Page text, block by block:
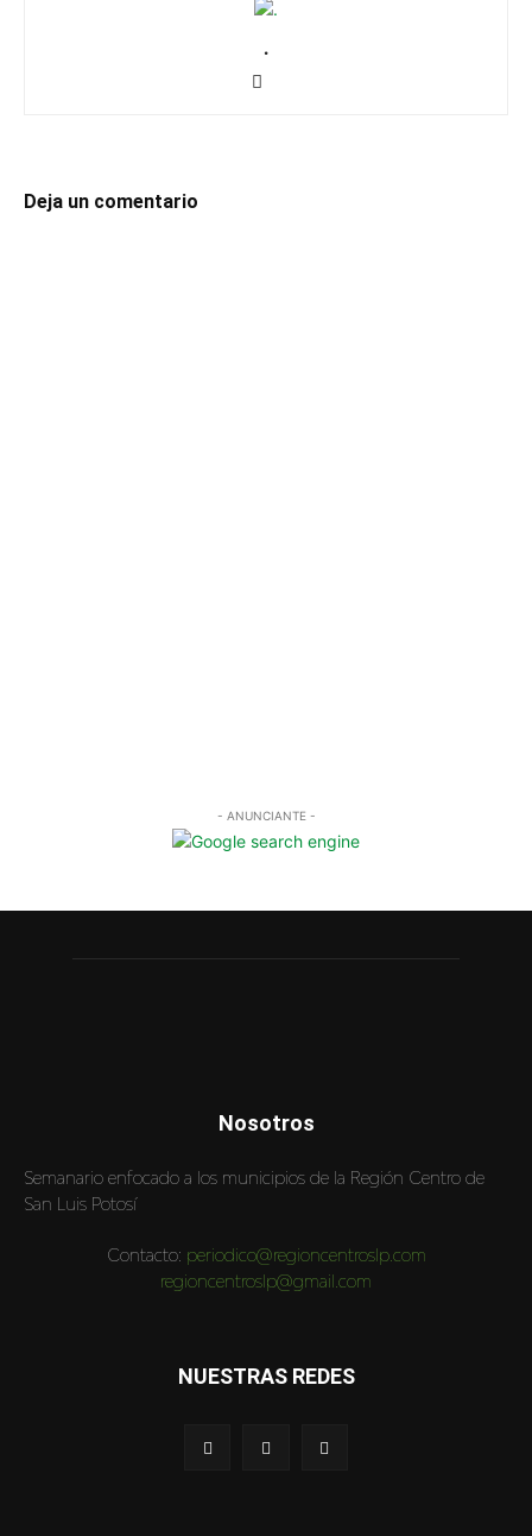
.
Deja un comentario
- ANUNCIANTE -
Nosotros
Semanario enfocado a los municipios de la Región Centro de
San Luis Potosí
Contacto: periodico@regioncentroslp.com
regioncentroslp@gmail.com
NUESTRAS REDES